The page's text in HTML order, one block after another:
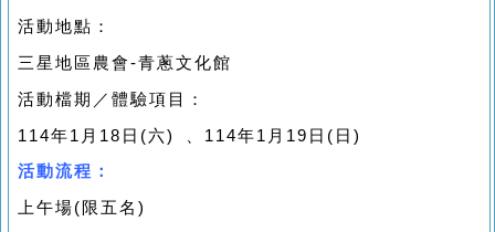
活動地點：
三星地區農會-青蔥文化館
活動檔期／體驗項目：
114年1月18日(六) 、114年1月19日(日)
活動流程：
上午場(限五名)